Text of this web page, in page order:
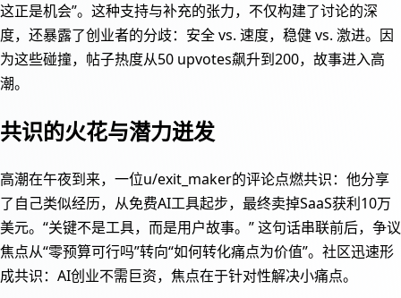
这正是机会”。这种支持与补充的张力，不仅构建了讨论的深
度，还暴露了创业者的分歧：安全 vs. 速度，稳健 vs. 激进。因
为这些碰撞，帖子热度从50 upvotes飙升到200，故事进入高
潮。
共识的火花与潜力迸发
高潮在午夜到来，一位u/exit_maker的评论点燃共识：他分享
了自己类似经历，从免费AI工具起步，最终卖掉SaaS获利10万
美元。“关键不是工具，而是用户故事。” 这句话串联前后，争议
焦点从“零预算可行吗”转向“如何转化痛点为价值”。社区迅速形
成共识：AI创业不需巨资，焦点在于针对性解决小痛点。